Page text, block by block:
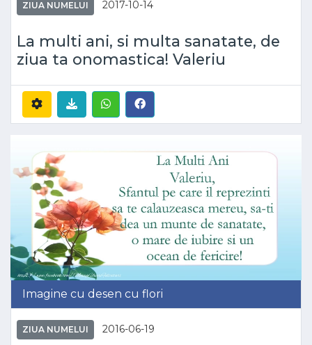
ZIUA NUMELUI 2017-10-14
La multi ani, si multa sanatate, de
ziua ta onomastica! Valeriu
Imagine cu desen cu flori
ZIUA NUMELUI 2016-06-19